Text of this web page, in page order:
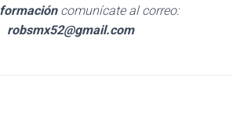
comunícate al correo:
robsmx52@gmail.com